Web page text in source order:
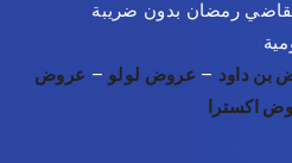
بن داود – عروض لولو – عروض
اكسترا